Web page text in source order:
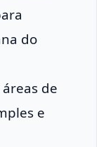
do
de
e